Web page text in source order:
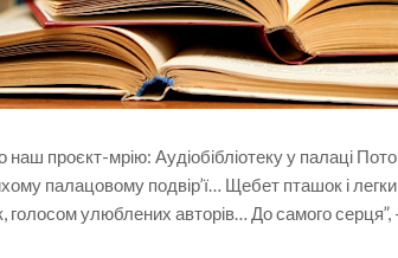
наш проєкт-мрію: Аудіобібліотеку у палаці
палацовому подвір’ї… Щебет пташок і
улюблених авторів… До самого серця”,